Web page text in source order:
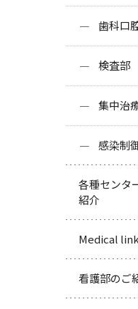
歯科口
検査部
集中治
感染制
各種センタ
紹介
Medical
看護部のご